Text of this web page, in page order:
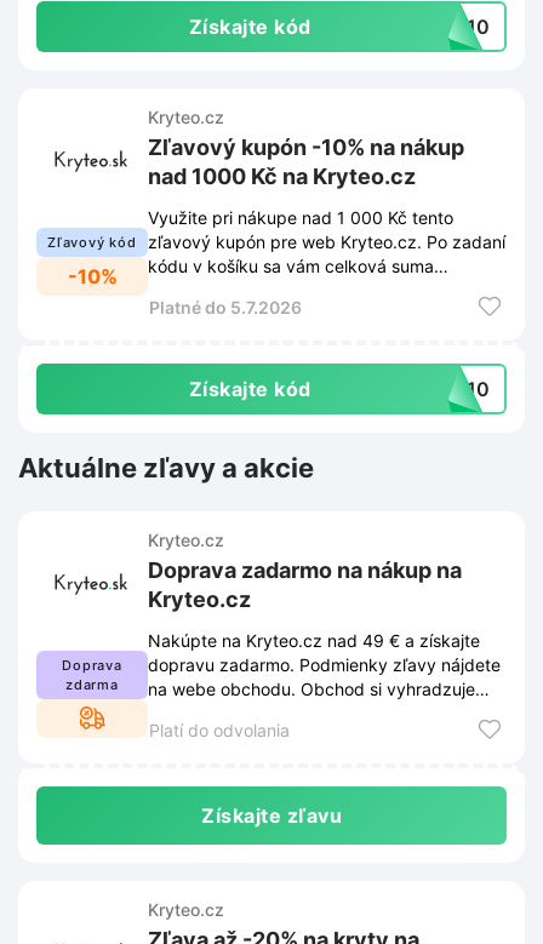
Získajte kód TO10
Zľavový kód
-10%
Kryteo.cz
Zľavový kupón -10% na nákup
nad 1000 Kč na Kryteo.cz
Využite pri nákupe nad 1 000 Kč tento
zľavový kupón pre web Kryteo.cz. Po zadaní
kódu v košíku sa vám celková suma
Platné do 5.7.2026
Získajte kód TO10
Aktuálne zľavy a akcie
Doprava
zdarma
Kryteo.cz
Doprava zadarmo na nákup na
Kryteo.cz
Nakúpte na Kryteo.cz nad 49 € a získajte
dopravu zadarmo. Podmienky zľavy nájdete
na webe obchodu. Obchod si vyhradzuje
Platí do odvolania
Získajte zľavu
Kryteo.cz